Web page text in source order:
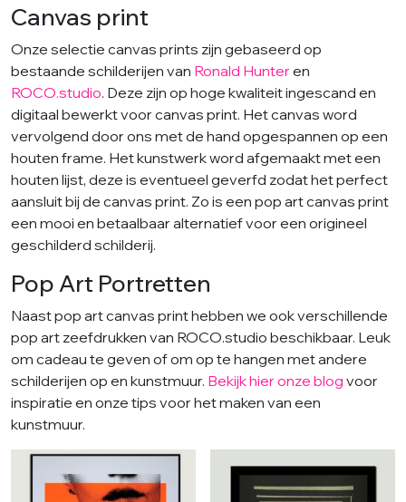
Canvas print
Onze selectie canvas prints zijn gebaseerd op
bestaande schilderijen van Ronald Hunter en
ROCO.studio. Deze zijn op hoge kwaliteit ingescand en
digitaal bewerkt voor canvas print. Het canvas word
vervolgend door ons met de hand opgespannen op een
houten frame. Het kunstwerk word afgemaakt met een
houten lijst, deze is eventueel geverfd zodat het perfect
aansluit bij de canvas print. Zo is een pop art canvas print
een mooi en betaalbaar alternatief voor een origineel
geschilderd schilderij.
Pop Art Portretten
Naast pop art canvas print hebben we ook verschillende
pop art zeefdrukken van ROCO.studio beschikbaar. Leuk
om cadeau te geven of om op te hangen met andere
schilderijen op en kunstmuur. Bekijk hier onze blog voor
inspiratie en onze tips voor het maken van een
kunstmuur.